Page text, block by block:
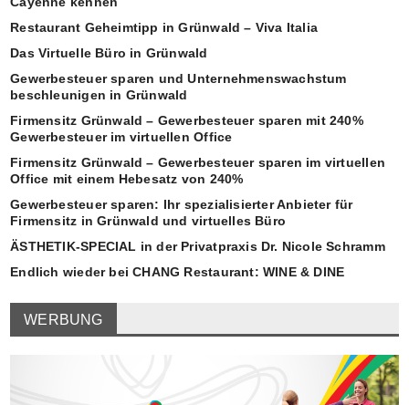
Restaurant Geheimtipp in Grünwald – Viva Italia
Das Virtuelle Büro in Grünwald
Gewerbesteuer sparen und Unternehmenswachstum
beschleunigen in Grünwald
Firmensitz Grünwald – Gewerbesteuer sparen mit 240%
Gewerbesteuer im virtuellen Office
Firmensitz Grünwald – Gewerbesteuer sparen im virtuellen
Office mit einem Hebesatz von 240%
Gewerbesteuer sparen: Ihr spezialisierter Anbieter für
Firmensitz in Grünwald und virtuelles Büro
ÄSTHETIK-SPECIAL in der Privatpraxis Dr. Nicole Schramm
Endlich wieder bei CHANG Restaurant: WINE & DINE
WERBUNG